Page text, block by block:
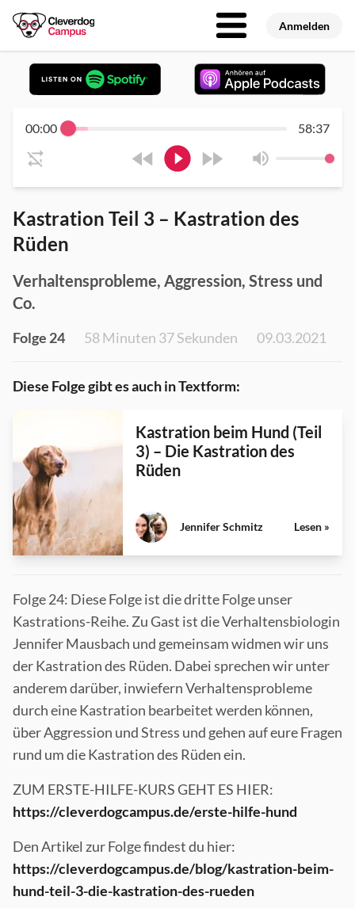
Anmelden
Kastration Teil 3 – Kastration des
Rüden
Verhaltensprobleme, Aggression, Stress und
Co.
Folge 24 58 Minuten 37 Sekunden 09.03.2021
Diese Folge gibt es auch in Textform:
Kastration beim Hund (Teil
3) – Die Kastration des
Rüden
Jennifer Schmitz Lesen »
Folge 24: Diese Folge ist die dritte Folge unser
Kastrations-Reihe. Zu Gast ist die Verhaltensbiologin
Jennifer Mausbach und gemeinsam widmen wir uns
der Kastration des Rüden. Dabei sprechen wir unter
anderem darüber, inwiefern Verhaltensprobleme
durch eine Kastration bearbeitet werden können,
über Aggression und Stress und gehen auf eure Fragen
rund um die Kastration des Rüden ein.
ZUM ERSTE-HILFE-KURS GEHT ES HIER:
https://cleverdogcampus.de/erste-hilfe-hund
Den Artikel zur Folge findest du hier:
https://cleverdogcampus.de/blog/kastration-beim-
hund-teil-3-die-kastration-des-rueden
00:00 58:37